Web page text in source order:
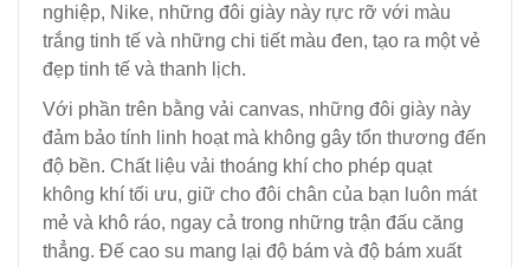
nghiệp, Nike, những đôi giày này rực rỡ với màu
trắng tinh tế và những chi tiết màu đen, tạo ra một vẻ
đẹp tinh tế và thanh lịch.
Với phần trên bằng vải canvas, những đôi giày này
đảm bảo tính linh hoạt mà không gây tổn thương đến
độ bền. Chất liệu vải thoáng khí cho phép quạt
không khí tối ưu, giữ cho đôi chân của bạn luôn mát
mẻ và khô ráo, ngay cả trong những trận đấu căng
thẳng. Đế cao su mang lại độ bám và độ bám xuất